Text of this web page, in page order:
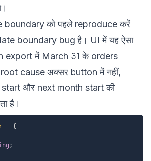
boundary को पहले reproduce करें
boundary bug है। UI में यह ऐसा
export में March 31 के orders
cause अक्सर button में नहीं,
और next month start की
है।
= {
;